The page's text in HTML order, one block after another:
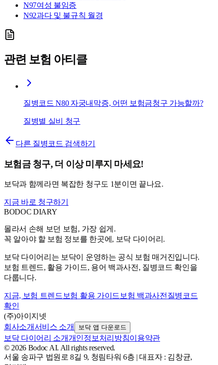
N97여성 불임증
N92과다 및 불규칙 월경
관련 보험 아티클
질병코드 N80 자궁내막증, 어떤 보험금청구 가능할까?
질병별 실비 청구
다른 질병코드 검색하기
보험금 청구, 더 이상 미루지 마세요!
보닥과 함께라면 복잡한 청구도 1분이면 끝나요.
지금 바로 청구하기
BODOCDIARY
몰라서 손해 보던 보험, 가장 쉽게.
꼭 알아야 할 보험 정보를 한곳에, 보닥 다이어리.
보닥 다이어리는 보닥이 운영하는 공식 보험 매거진입니다.
보험 트렌드, 활용 가이드, 용어 백과사전, 질병코드 확인을
다룹니다.
지금, 보험 트렌드 보험 활용 가이드 보험 백과사전 질병코드
확인
(주)아이지넷
회사소개서비스 소개 보닥 앱 다운로드
보닥 다이어리 소개개인정보처리방침이용약관
© 2026 Bodoc AI. All rights reserved.
서울 송파구 법원로 8길 9, 청림타워 6층 | 대표자 : 김창균,